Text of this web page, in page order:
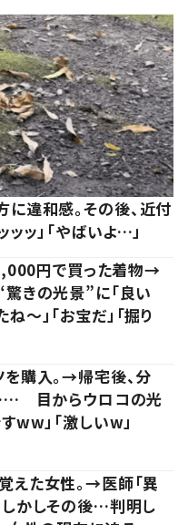
違和感。その後、近付
ッ」「やばいよ…」
円で買った着物→
きの光景”に「良い
～」「お宝だ」「掘り
を購入。→帰宅後、分
目からウロコの光
ww」「激しいw」
えた女性。→医師「異
しかしその後…判明し